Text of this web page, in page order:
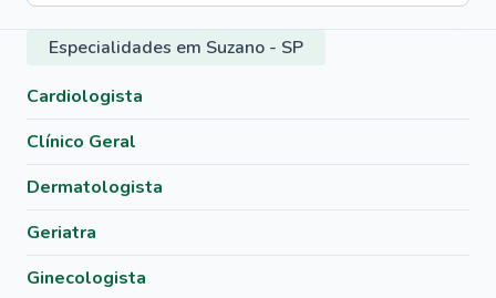
Especialidades em Suzano - SP
Cardiologista
Clínico Geral
Dermatologista
Geriatra
Ginecologista